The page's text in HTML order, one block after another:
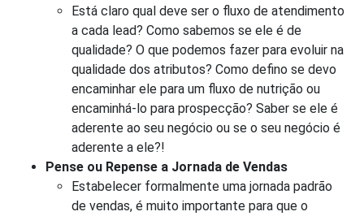
Está claro qual deve ser o fluxo de atendimento
a cada lead? Como sabemos se ele é de
qualidade? O que podemos fazer para evoluir na
qualidade dos atributos? Como defino se devo
encaminhar ele para um fluxo de nutrição ou
encaminhá-lo para prospecção? Saber se ele é
aderente ao seu negócio ou se o seu negócio é
aderente a ele?!
Pense ou Repense a Jornada de Vendas
Estabelecer formalmente uma jornada padrão
de vendas, é muito importante para que o